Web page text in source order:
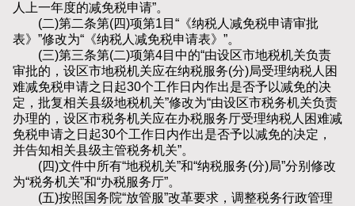
人上一年度的减免税申请”。
(二)第二条第(四)项第1目“《纳税人减免税申请审批
表》”修改为“《纳税人减免税申请表》”。
(三)第三条第(二)项第4目中的“由设区市地税机关负责
审批的，设区市地税机关应在纳税服务(分)局受理纳税人困
难减免税申请之日起30个工作日内作出是否予以减免的决
定，批复相关县级地税机关”修改为“由设区市税务机关负责
办理的，设区市税务机关应在办税服务厅受理纳税人困难减
免税申请之日起30个工作日内作出是否予以减免的决定，
并告知相关县级主管税务机关”。
(四)文件中所有“地税机关”和“纳税服务(分)局”分别修改
为“税务机关”和“办税服务厅”。
(五)按照国务院“放管服”改革要求，调整税务行政管理